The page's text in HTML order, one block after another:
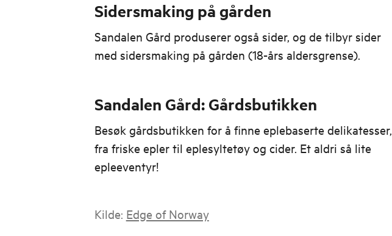
Sidersmaking på gården
Sandalen Gård produserer også sider, og de tilbyr sider
med sidersmaking på gården (18-års aldersgrense).
Sandalen Gård: Gårdsbutikken
Besøk gårdsbutikken for å finne eplebaserte delikatesser,
fra friske epler til eplesyltetøy og cider. Et aldri så lite
epleeventyr!
Kilde: Edge of Norway